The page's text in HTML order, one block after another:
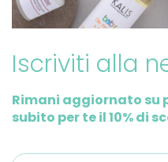
Iscriviti alla
Rimani aggiornato su
subito per te il 10% di